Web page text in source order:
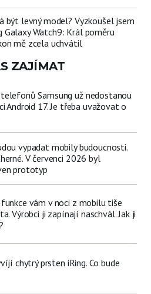
být levný model? Vyzkoušel jsem
Galaxy Watch9: Král poměru
mě zcela uchvátil
ZAJÍMAT
Samsung už nedostanou
Android 17. Je třeba uvažovat o
vypadat mobily budoucnosti.
V červenci 2026 byl
prototyp
vám v noci z mobilu tiše
Výrobci ji zapínají naschvál. Jak ji
chytrý prsten iRing. Co bude